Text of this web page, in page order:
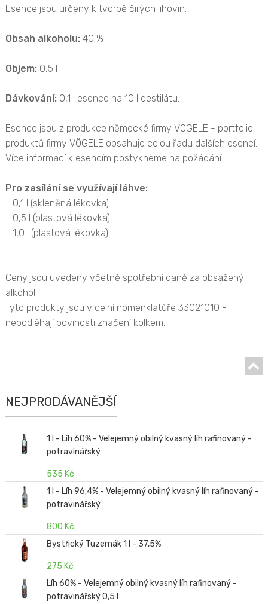
Esence jsou určeny k tvorbě čirých lihovin.
Obsah alkoholu: 40 %
Objem: 0,5 l
Dávkování: 0,1 l esence na 10 l destilátu.
Esence jsou z produkce německé firmy VÖGELE - portfolio
produktů firmy VÖGELE obsahuje celou řadu dalších esencí.
Více informací k esencím postykneme na požádání.
Pro zasílání se využívají láhve:
- 0,1 l (skleněná lékovka)
- 0,5 l (plastová lékovka)
- 1,0 l (plastová lékovka)
Ceny jsou uvedeny včetně spotřební daně za obsažený
alkohol.
Tyto produkty jsou v celní nomenklatůře 33021010 -
nepodléhají povinosti značení kolkem.
NEJPRODÁVANĚJŠÍ
1 l - Líh 60% - Velejemný obilný kvasný líh rafinovaný -
potravinářský
535 Kč
1 l - Líh 96,4% - Velejemný obilný kvasný líh rafinovaný -
potravinářský
800 Kč
Bystřický Tuzemák 1 l - 37,5%
275 Kč
Líh 60% - Velejemný obilný kvasný líh rafinovaný -
potravinářský 0,5 l